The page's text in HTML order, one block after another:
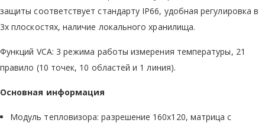
защиты соответствует стандарту IP66, удобная регулировка в
3х плоскостях, наличие локального хранилища.
Функций VCA: 3 режима работы измерения температуры, 21
правило (10 точек, 10 областей и 1 линия).
Основная информация
Модуль тепловизора: разрешение 160x120, матрица с